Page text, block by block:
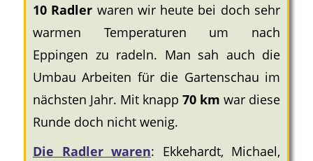
10 Radler waren wir heute bei doch sehr
warmen Temperaturen um nach
Eppingen zu radeln. Man sah auch die
Umbau Arbeiten für die Gartenschau im
nächsten Jahr. Mit knapp 70 km war diese
Runde doch nicht wenig.
Die Radler waren: Ekkehardt, Michael,